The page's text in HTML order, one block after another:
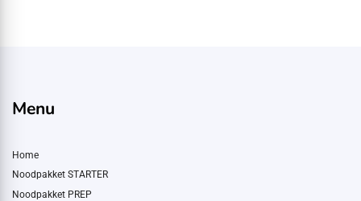
Menu
Home
Noodpakket STARTER
Noodpakket PREP